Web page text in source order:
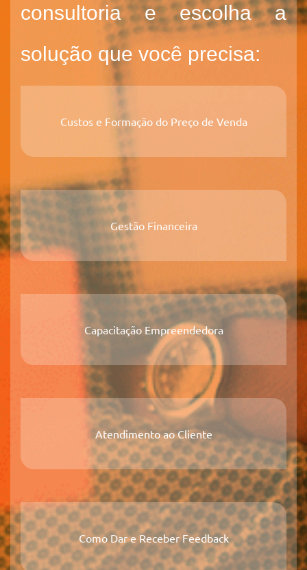
consultoria e escolha a
solução que você precisa:
Custos e Formação do Preço de Venda
Gestão Financeira
Capacitação Empreendedora
Atendimento ao Cliente
Como Dar e Receber Feedback